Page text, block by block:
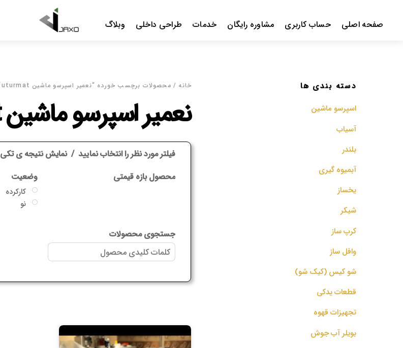
صفحه اصلی حساب کاربری مشاوره رایگان خدمات طراحی داخلی وبلاگ
خانه / محصولات برچسب خورده “نعمیر اسپرسو ماشین futurmat”
نعمیر اسپرسو ماشین futurmat
فیلتر مورد نظر را انتخاب نمایید نمایش نتیجه ی تکی
محصول بازه قیمتی وضعیت
کارکرده
نو
جستجوی محصولات
دسته بندی ها
اسپرسو‌ ماشین
آسیاب
بلندر
آبمیوه گیری
یخساز
شیکر
کرپ ساز
وافل ساز
شو کیس (کیک شو)
قطعات یدکی
تجهیزات قهوه
بویلر آب جوش